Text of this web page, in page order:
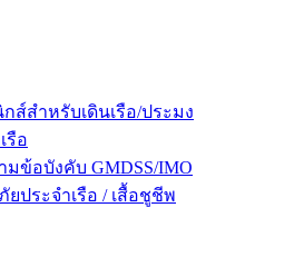
ส์สำหรับเดินเรือ/ประมง
รือ
ข้อบังคับ GMDSS/IMO
ประจำเรือ / เสื้อชูชีพ